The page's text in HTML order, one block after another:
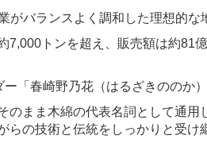
バランスよく調和した理想的な
トンを超え、販売額は約81
「春崎野乃花（はるざきののか
まま木綿の代表名詞として通
らの技術と伝統をしっかりと受